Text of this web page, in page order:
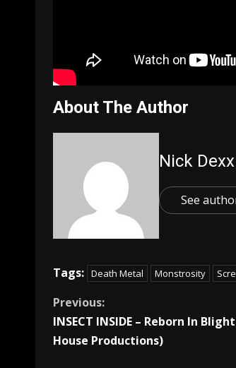
About The Author
Nick Dexx
See
Tags: Death Metal Monstrosity
Previous:
INSECT INSIDE – Reborn In
House Productions)